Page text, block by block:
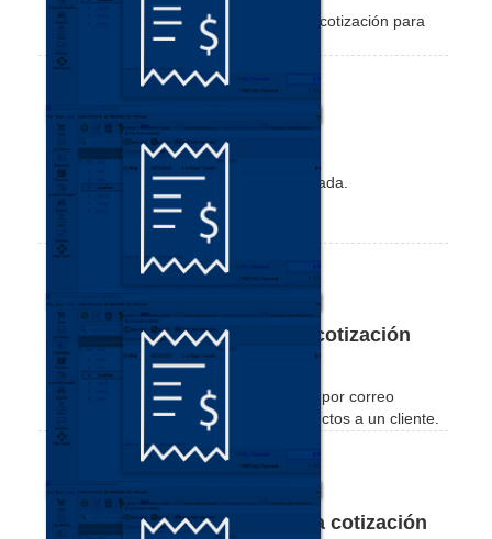
Vea cómo configurar una impresión de cotización para
su cliente.
Cómo clonar una cotización
Aprenda a clonar una cotización ya creada.
Cómo imprimir o enviar una cotización
por correo electrónico
Vea lo sencillo que es imprimir o enviar por correo
electrónico una cotización de sus productos a un cliente.
Cómo aprobar y rechazar una cotización